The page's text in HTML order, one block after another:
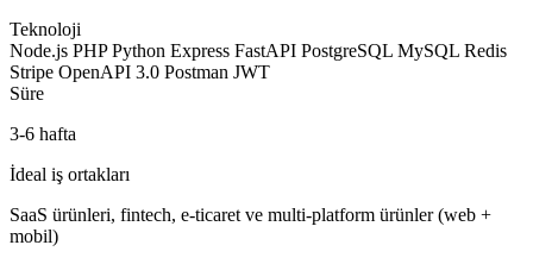
Teknoloji
Node.js PHP Python Express FastAPI PostgreSQL MySQL Redis
Stripe OpenAPI 3.0 Postman JWT
Süre
3-6 hafta
İdeal iş ortakları
SaaS ürünleri, fintech, e-ticaret ve multi-platform ürünler (web +
mobil)